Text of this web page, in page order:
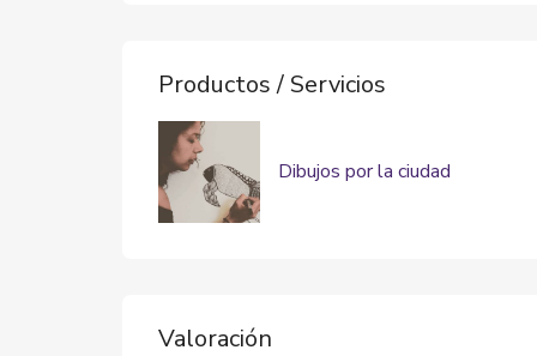
Productos / Servicios
Dibujos por la ciudad
Valoración